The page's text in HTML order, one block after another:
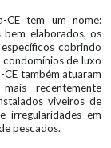
CE tem um nome:
bem elaborados, os
cobrindo
de luxo
CE também atuaram
recentemente
viveiros de
irregularidades em
pescados.